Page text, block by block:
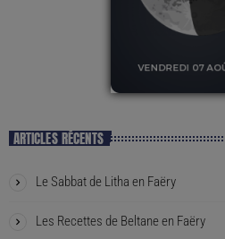
ARTICLES RÉCENTS
Le Sabbat de Litha en Faëry
Les Recettes de Beltane en Faëry